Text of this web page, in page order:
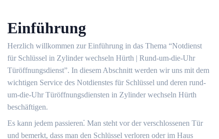
Einführung
Herzlich willkommen zur Einführung in das Thema “Notdienst
für Schlüssel in Zylinder wechseln Hürth | Rund-um-die-Uhr
Türöffnungsdienst”.​ In diesem Abschnitt werden wir uns mit dem
wichtigen Service des Notdienstes für Schlüssel und deren rund-
um-die-Uhr Türöffnungsdiensten in Zylinder wechseln Hürth
beschäftigen.
Es kann jedem passieren⁚ Man steht vor der verschlossenen Tür
und bemerkt, dass man den Schlüssel verloren oder im Haus